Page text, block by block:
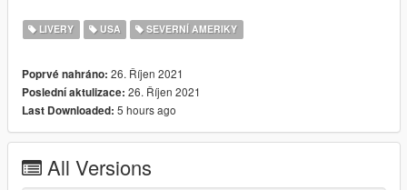
https://www.gta5-mods.com/paintjobs/boeing-747-200f-
maskargo-and-kalitta-air-liveries
LIVERY USA SEVERNÍ AMERIKY
Poprvé nahráno: 26. Říjen 2021
Poslední aktulizace: 26. Říjen 2021
Last Downloaded: 5 hours ago
All Versions